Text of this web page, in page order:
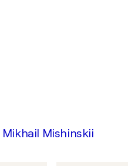
Mikhail Mishinskii